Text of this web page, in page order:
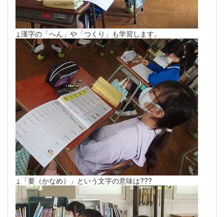
↓漢字の「へん」や「つくり」も学習します。
↓「要（かなめ）」という文字の意味は???